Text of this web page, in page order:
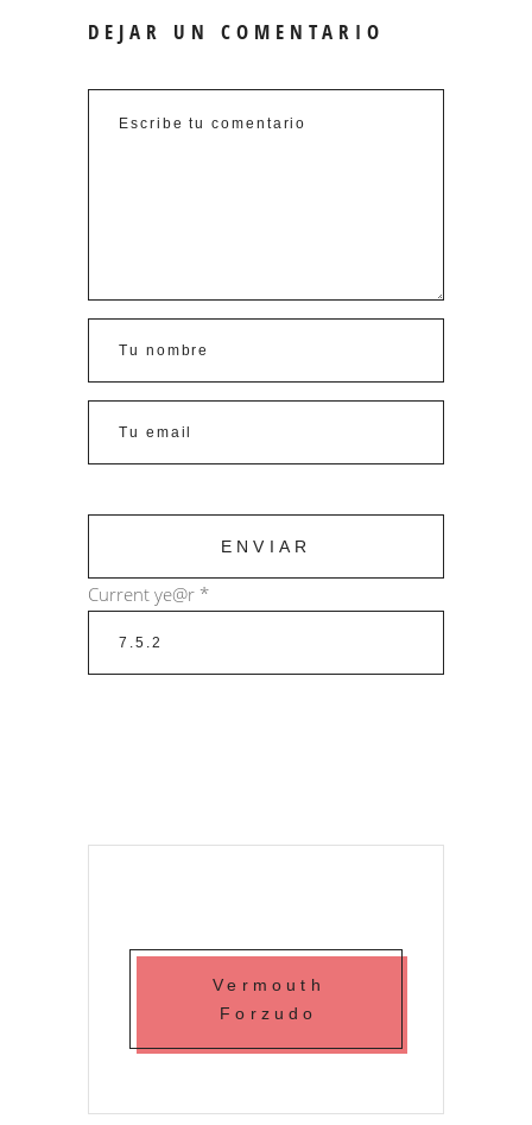
DEJAR UN COMENTARIO
Current ye@r *
Vermouth
Forzudo